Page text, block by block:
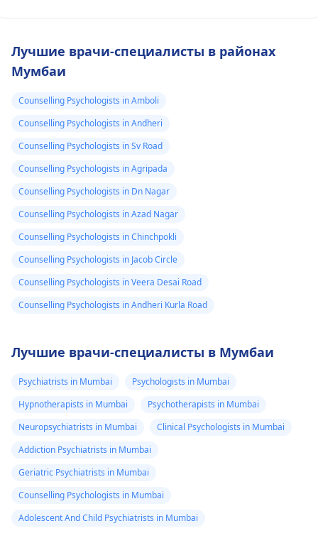
Лучшие врачи-специалисты в районах
Мумбаи
Counselling Psychologists in Amboli
Counselling Psychologists in Andheri
Counselling Psychologists in Sv Road
Counselling Psychologists in Agripada
Counselling Psychologists in Dn Nagar
Counselling Psychologists in Azad Nagar
Counselling Psychologists in Chinchpokli
Counselling Psychologists in Jacob Circle
Counselling Psychologists in Veera Desai Road
Counselling Psychologists in Andheri Kurla Road
Лучшие врачи-специалисты в Мумбаи
Psychiatrists in Mumbai
Psychologists in Mumbai
Hypnotherapists in Mumbai
Psychotherapists in Mumbai
Neuropsychiatrists in Mumbai
Clinical Psychologists in Mumbai
Addiction Psychiatrists in Mumbai
Geriatric Psychiatrists in Mumbai
Counselling Psychologists in Mumbai
Adolescent And Child Psychiatrists in Mumbai